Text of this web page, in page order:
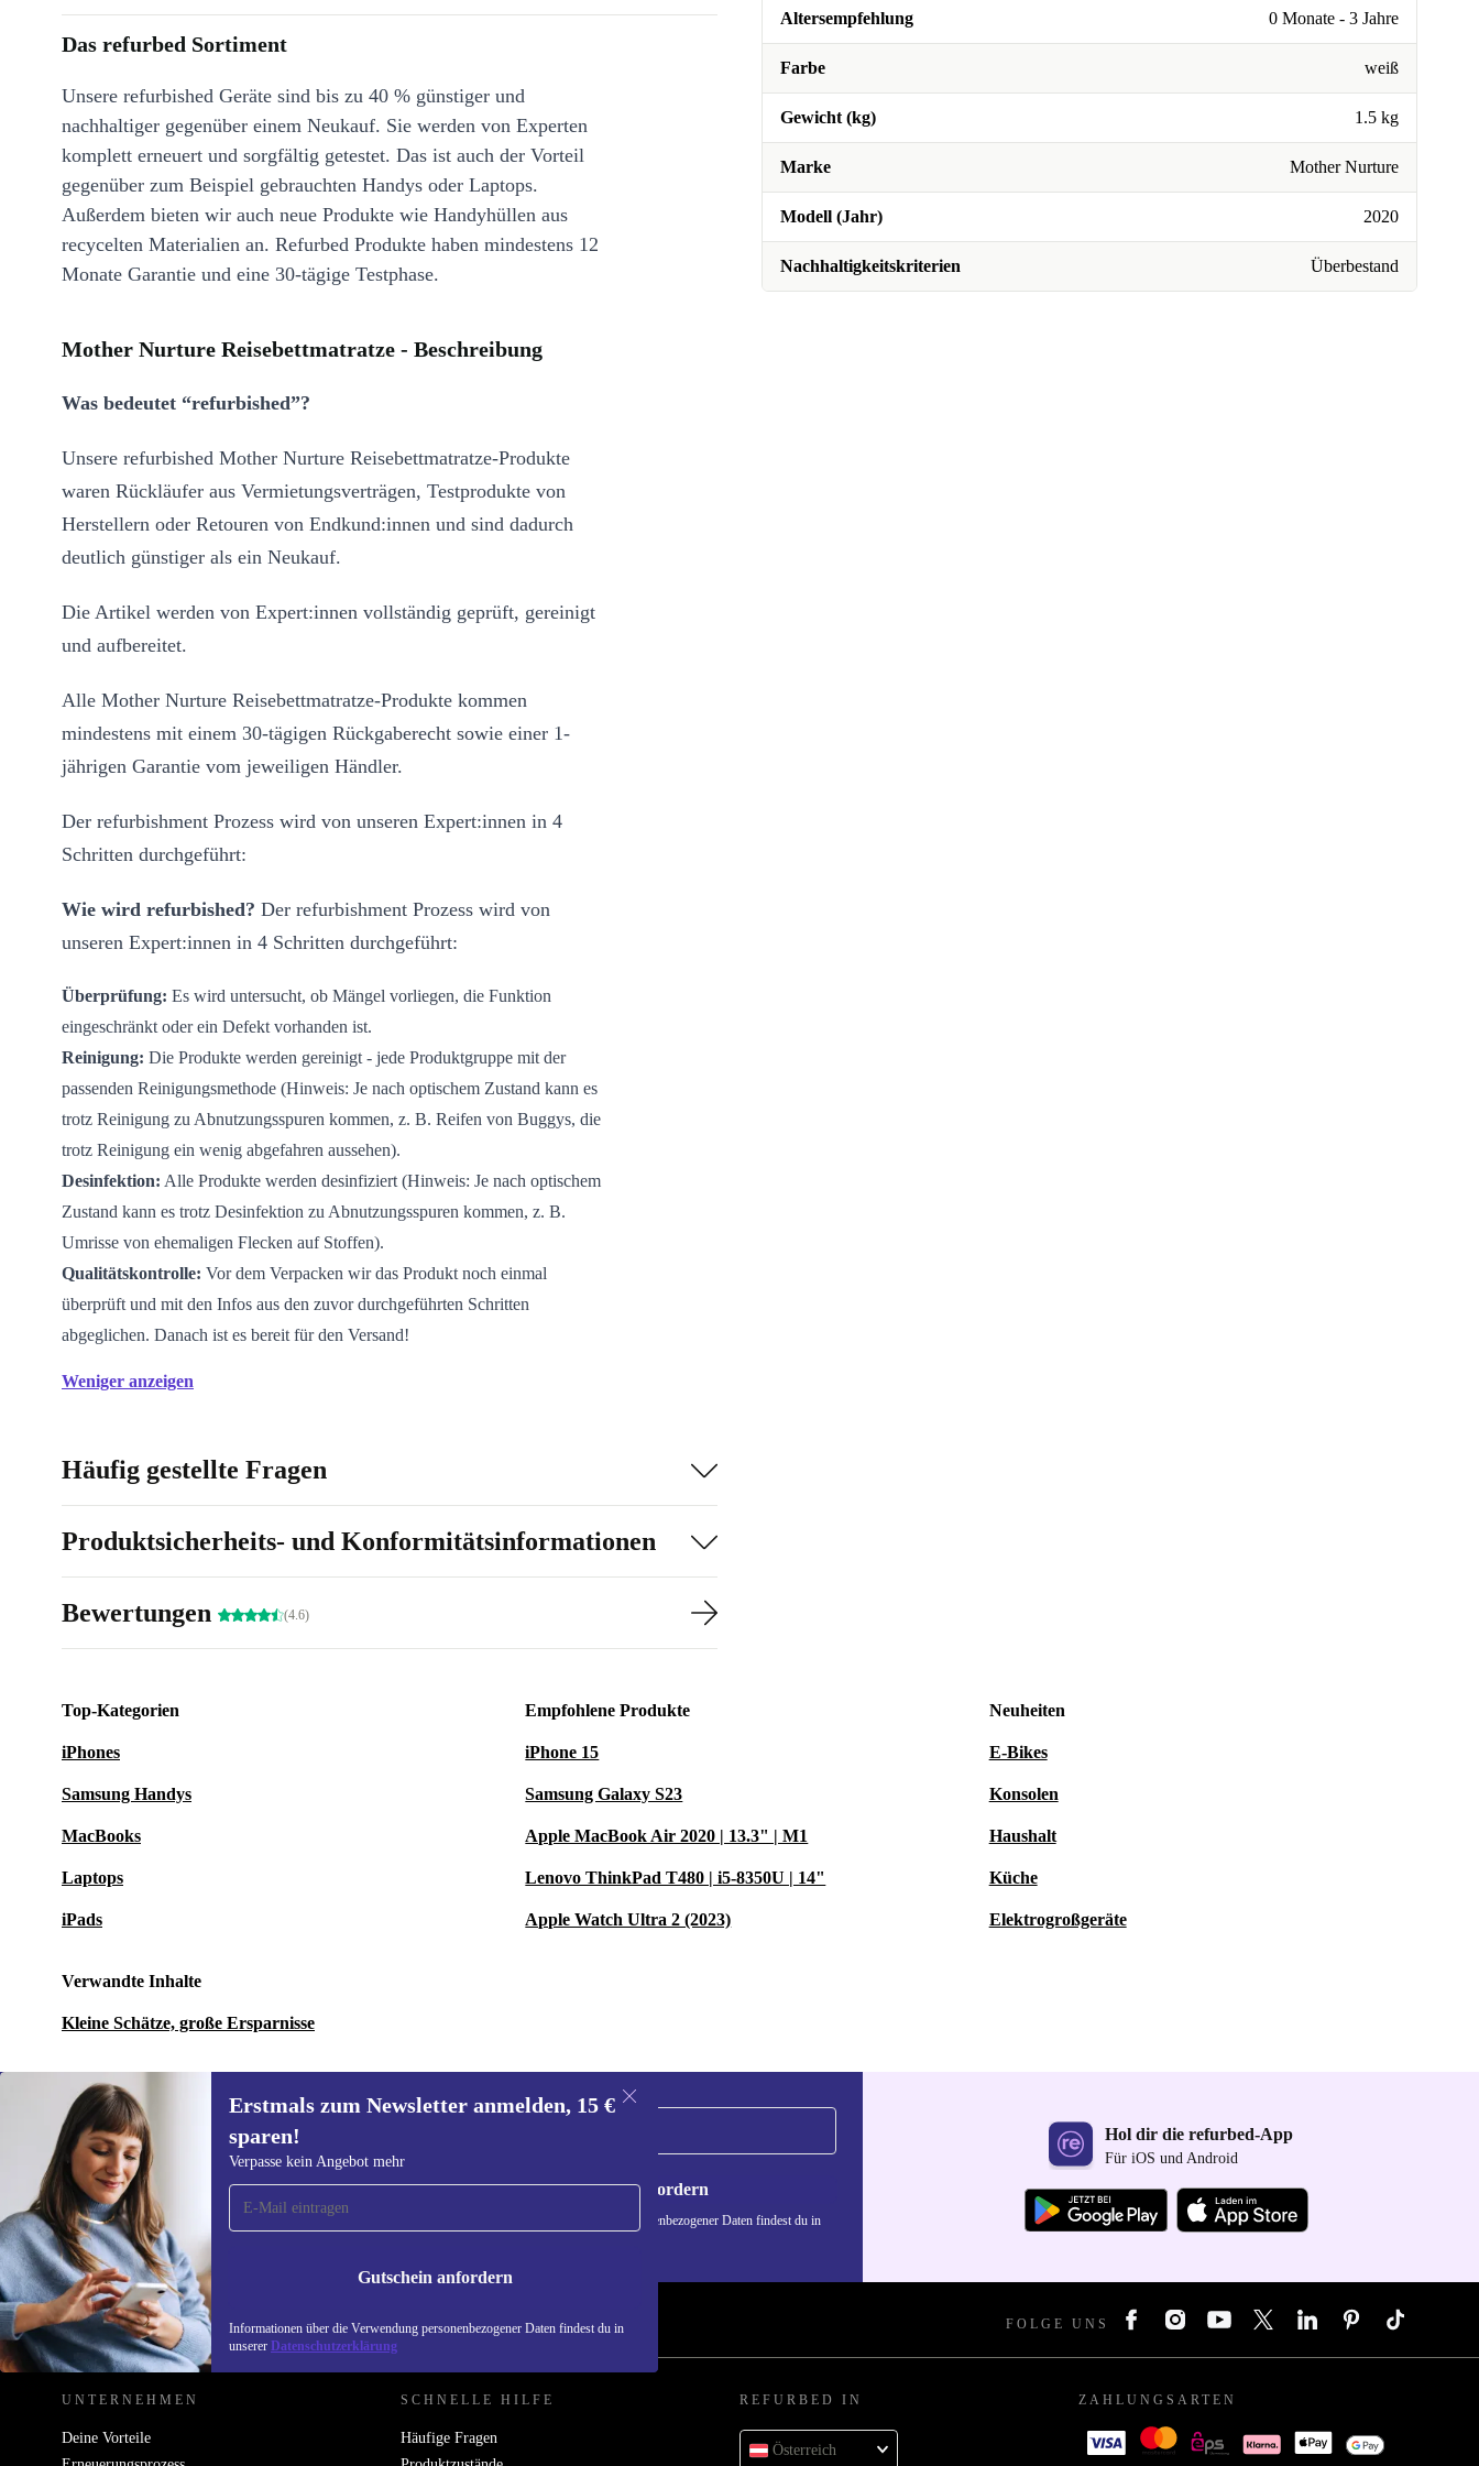
Altersempfehlung 0 Monate - 3 Jahre
Farbe weiß
Gewicht (kg) 1.5 kg
Marke Mother Nurture
Modell (Jahr) 2020
Nachhaltigkeitskriterien Überbestand
Das refurbed Sortiment
Unsere refurbished Geräte sind bis zu 40 % günstiger und
nachhaltiger gegenüber einem Neukauf. Sie werden von Experten
komplett erneuert und sorgfältig getestet. Das ist auch der Vorteil
gegenüber zum Beispiel gebrauchten Handys oder Laptops.
Außerdem bieten wir auch neue Produkte wie Handyhüllen aus
recycelten Materialien an. Refurbed Produkte haben mindestens 12
Monate Garantie und eine 30-tägige Testphase.
Mother Nurture Reisebettmatratze - Beschreibung
Was bedeutet “refurbished”?
Unsere refurbished Mother Nurture Reisebettmatratze-Produkte
waren Rückläufer aus Vermietungsverträgen, Testprodukte von
Herstellern oder Retouren von Endkund:innen und sind dadurch
deutlich günstiger als ein Neukauf.
Die Artikel werden von Expert:innen vollständig geprüft, gereinigt
und aufbereitet.
Alle Mother Nurture Reisebettmatratze-Produkte kommen
mindestens mit einem 30-tägigen Rückgaberecht sowie einer 1-
jährigen Garantie vom jeweiligen Händler.
Der refurbishment Prozess wird von unseren Expert:innen in 4
Schritten durchgeführt:
Wie wird refurbished? Der refurbishment Prozess wird von
unseren Expert:innen in 4 Schritten durchgeführt:
Überprüfung: Es wird untersucht, ob Mängel vorliegen, die Funktion
eingeschränkt oder ein Defekt vorhanden ist.
Reinigung: Die Produkte werden gereinigt - jede Produktgruppe mit der
passenden Reinigungsmethode (Hinweis: Je nach optischem Zustand kann es
trotz Reinigung zu Abnutzungsspuren kommen, z. B. Reifen von Buggys, die
trotz Reinigung ein wenig abgefahren aussehen).
Desinfektion: Alle Produkte werden desinfiziert (Hinweis: Je nach optischem
Zustand kann es trotz Desinfektion zu Abnutzungsspuren kommen, z. B.
Umrisse von ehemaligen Flecken auf Stoffen).
Qualitätskontrolle: Vor dem Verpacken wir das Produkt noch einmal
überprüft und mit den Infos aus den zuvor durchgeführten Schritten
abgeglichen. Danach ist es bereit für den Versand!
Weniger anzeigen
Häufig gestellte Fragen
Produktsicherheits- und Konformitätsinformationen
Bewertungen (4.6)
Top-Kategorien
iPhones
Samsung Handys
MacBooks
Laptops
iPads
Empfohlene Produkte
iPhone 15
Samsung Galaxy S23
Apple MacBook Air 2020 | 13.3" | M1
Lenovo ThinkPad T480 | i5-8350U | 14"
Apple Watch Ultra 2 (2023)
Neuheiten
E-Bikes
Konsolen
Haushalt
Küche
Elektrogroßgeräte
Verwandte Inhalte
Kleine Schätze, große Ersparnisse
Erstmals zum Newsletter anmelden, 15 €
sparen!
Verpasse kein Angebot mehr
Gutschein anfordern
Informationen über die Verwendung personenbezogener Daten findest du in
unserer Datenschutzerklärung
Erstmals zum Newsletter
anmelden, 15 € sparen!
Verpasse kein Angebot mehr.
Gutschein anfordern
Informationen über die Verwendung personenbezogener Daten findest du in
Hol dir die refurbed-App
Für iOS und Android
REFURBED ÖSTERREICH - RETHINK NEW. FOLGE UNS
UNTERNEHMEN
Deine Vorteile
SCHNELLE HILFE
Häufige Fragen
REFURBED IN
Österreich
ZAHLUNGSARTEN